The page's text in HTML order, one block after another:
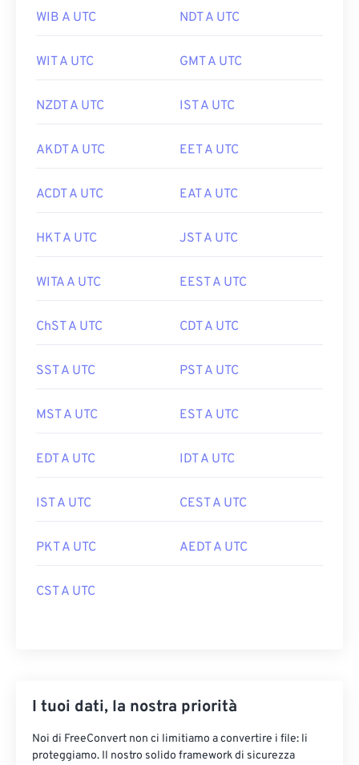
WIB A UTC NDT A UTC
WIT A UTC GMT A UTC
NZDT A UTC IST A UTC
AKDT A UTC EET A UTC
ACDT A UTC EAT A UTC
HKT A UTC JST A UTC
WITA A UTC EEST A UTC
ChST A UTC CDT A UTC
SST A UTC PST A UTC
MST A UTC EST A UTC
EDT A UTC IDT A UTC
IST A UTC CEST A UTC
PKT A UTC AEDT A UTC
CST A UTC
I tuoi dati, la nostra priorità
Noi di FreeConvert non ci limitiamo a convertire i file: li
proteggiamo. Il nostro solido framework di sicurezza